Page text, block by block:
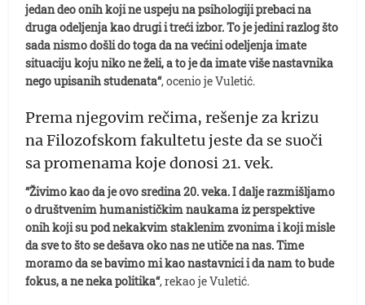
jedan deo onih koji ne uspeju na psihologiji prebaci na
druga odeljenja kao drugi i treći izbor. To je jedini razlog što
sada nismo došli do toga da na većini odeljenja imate
situaciju koju niko ne želi, a to je da imate više nastavnika
nego upisanih studenata“, ocenio je Vuletić.
Prema njegovim rečima, rešenje za krizu
na Filozofskom fakultetu jeste da se suoči
sa promenama koje donosi 21. vek.
“Živimo kao da je ovo sredina 20. veka. I dalje razmišljamo
o društvenim humanističkim naukama iz perspektive
onih koji su pod nekakvim staklenim zvonima i koji misle
da sve to što se dešava oko nas ne utiče na nas. Time
moramo da se bavimo mi kao nastavnici i da nam to bude
fokus, a ne neka politika“, rekao je Vuletić.